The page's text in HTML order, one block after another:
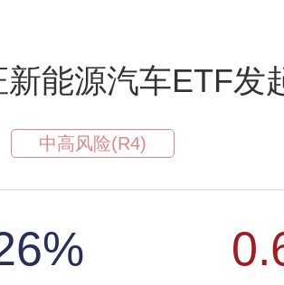
能源汽车ETF发
中高风险(R4)
%